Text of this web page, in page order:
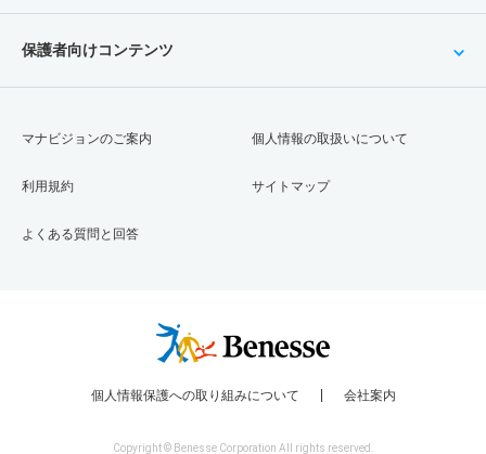
保護者向けコンテンツ
マナビジョンのご案内
利用規約
よくある質問と回答
個人情報の取扱いについて
サイトマップ
個人情報保護への取り組みについて 会社案内
Copyright © Benesse Corporation All rights reserved.